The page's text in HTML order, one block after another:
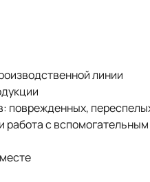
линии
поврежденных,
работа с